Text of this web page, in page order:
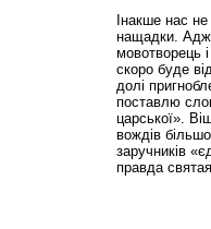
Інакше нас
нащадки.
мовотворець
скоро буде
долі
поставлю
царської».
вождів
заручників
правда